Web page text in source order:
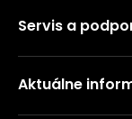
Servis a
Aktuálne